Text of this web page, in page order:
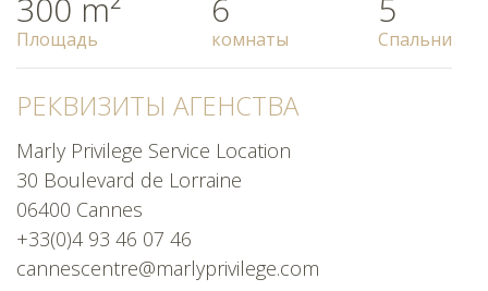
Площадь комнаты Спальни
РЕКВИЗИТЫ АГЕНСТВА
Marly Privilege Service Location
30 Boulevard de Lorraine
06400 Cannes
+33(0)4 93 46 07 46
cannescentre@marlyprivilege.com